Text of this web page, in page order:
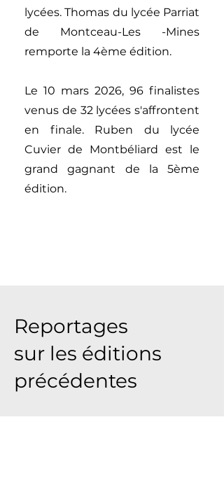
lycées. Thomas du lycée Parriat
de Montceau-Les -Mines
remporte la 4ème édition.
Le 10 mars 2026, 96 finalistes
venus de 32 lycées s'affrontent
en finale. Ruben du lycée
Cuvier de Montbéliard est le
grand gagnant de la 5ème
édition.
Reportages
sur les éditions
précédentes